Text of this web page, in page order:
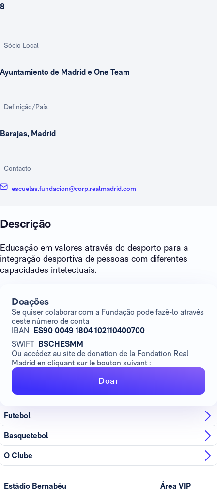
8
Sócio Local
Ayuntamiento de Madrid e One Team
Definição/País
Barajas, Madrid
Contacto
escuelas.fundacion@corp.realmadrid.com
Descrição
Educação em valores através do desporto para a
integração desportiva de pessoas com diferentes
capacidades intelectuais.
Doações
Se quiser colaborar com a Fundação pode fazê-lo através
deste número de conta
IBAN ES90 0049 1804 102110400700
SWIFT BSCHESMM
Ou accédez au site de donation de la Fondation Real
Madrid en cliquant sur le bouton suivant :
Doar
Futebol
Basquetebol
O Clube
Estádio Bernabéu Área VIP